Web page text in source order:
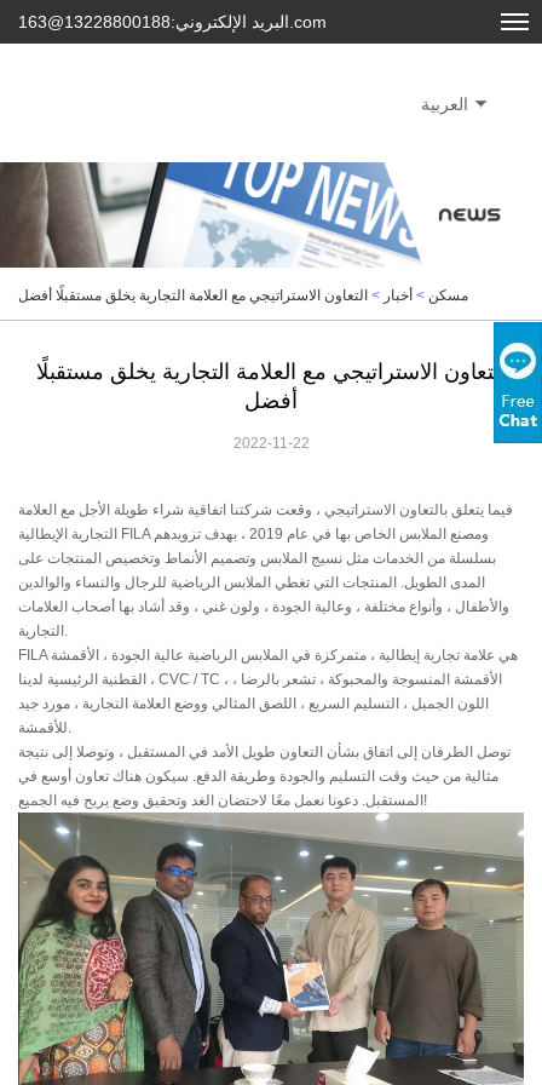
البريد الإلكتروني:13228800188@163.com
العربية
مسكن > أخبار > التعاون الاستراتيجي مع العلامة التجارية يخلق مستقبلًا أفضل
التعاون الاستراتيجي مع العلامة التجارية يخلق مستقبلًا
أفضل
2022-11-22
فيما يتعلق بالتعاون الاستراتيجي ، وقعت شركتنا اتفاقية شراء طويلة الأجل مع العلامة
التجارية الإيطالية FILA ومصنع الملابس الخاص بها في عام 2019 ، بهدف تزويدهم
بسلسلة من الخدمات مثل نسيج الملابس وتصميم الأنماط وتخصيص المنتجات على
المدى الطويل. المنتجات التي تغطي الملابس الرياضية للرجال والنساء والوالدين
والأطفال ، وأنواع مختلفة ، وعالية الجودة ، ولون غني ، وقد أشاد بها أصحاب العلامات
FILA هي علامة تجارية إيطالية ، متمركزة في الملابس الرياضية عالية الجودة ، الأقمشة
القطنية الرئيسية لدينا ، CVC / TC ، الأقمشة المنسوجة والمحبوكة ، تشعر بالرضا ،
اللون الجميل ، التسليم السريع ، اللصق المثالي ووضع العلامة التجارية ، مورد جيد
توصل الطرفان إلى اتفاق بشأن التعاون طويل الأمد في المستقبل ، وتوصلا إلى نتيجة
مثالية من حيث وقت التسليم والجودة وطريقة الدفع. سيكون هناك تعاون أوسع في
المستقبل. دعونا نعمل معًا لاحتضان الغد وتحقيق وضع يربح فيه الجميع!